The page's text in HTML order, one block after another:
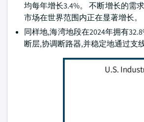
均每年增长3.4%。 不断增长的需
市场在世界范围内正在显著增长。
同样地,海湾地段在2024年拥有
断层,协调断路器,并稳定地通过支